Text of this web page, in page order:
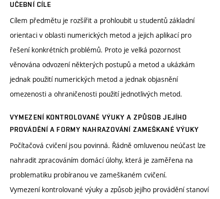
UČEBNÍ CÍLE
Cílem předmětu je rozšířit a prohloubit u studentů základní
orientaci v oblasti numerických metod a jejich aplikací pro
řešení konkrétních problémů. Proto je velká pozornost
věnována odvození některých postupů a metod a ukázkám
jednak použití numerických metod a jednak objasnění
omezenosti a ohraničenosti použití jednotlivých metod.
VYMEZENÍ KONTROLOVANÉ VÝUKY A ZPŮSOB JEJÍHO
PROVÁDĚNÍ A FORMY NAHRAZOVÁNÍ ZAMEŠKANÉ VÝUKY
Počítačová cvičení jsou povinná. Řádně omluvenou neúčast lze
nahradit zpracováním domácí úlohy, která je zaměřena na
problematiku probíranou ve zameškaném cvičení.
Vymezení kontrolované výuky a způsob jejího provádění stanoví